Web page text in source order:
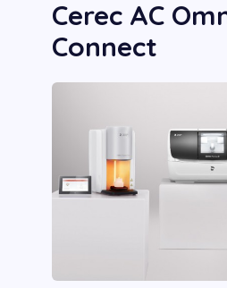
Cerec AC
Connect